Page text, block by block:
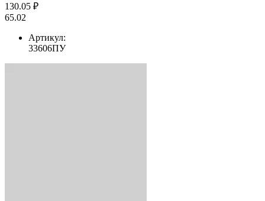
130.05 ₽
65.02
Артикул:
33606ПУ